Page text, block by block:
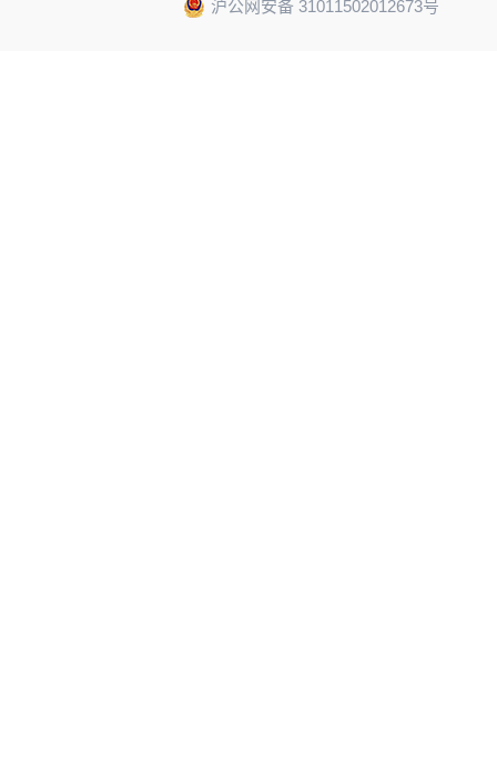
沪公网安备 31011502012673号